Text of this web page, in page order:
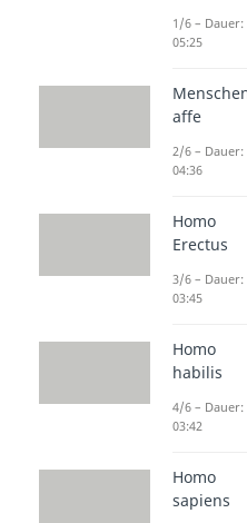
Die
Arten bilden
1/6 – Dauer:
05:25
affe
2/6 – Dauer:
04:36
Homo
Erectus
3/6 – Dauer:
03:45
Homo
habilis
4/6 – Dauer:
03:42
Homo
sapiens